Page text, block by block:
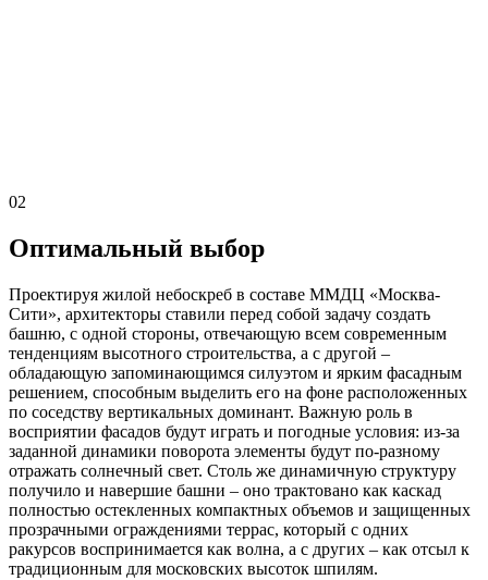
02
Оптимальный выбор
Проектируя жилой небоскреб в составе ММДЦ «Москва-
Сити», архитекторы ставили перед собой задачу создать
башню, с одной стороны, отвечающую всем современным
тенденциям высотного строительства, а с другой –
обладающую запоминающимся силуэтом и ярким фасадным
решением, способным выделить его на фоне расположенных
по соседству вертикальных доминант. Важную роль в
восприятии фасадов будут играть и погодные условия: из-за
заданной динамики поворота элементы будут по-разному
отражать солнечный свет. Столь же динамичную структуру
получило и навершие башни – оно трактовано как каскад
полностью остекленных компактных объемов и защищенных
прозрачными ограждениями террас, который с одних
ракурсов воспринимается как волна, а с других – как отсыл к
традиционным для московских высоток шпилям.